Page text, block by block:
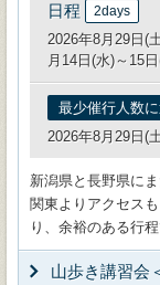
日程 2days
2026年8月29日(
月14日(水)～15
最少催行人数
2026年8月29日(
新潟県と長野県に
関東よりアクセス
り、余裕のある行
山歩き講習会